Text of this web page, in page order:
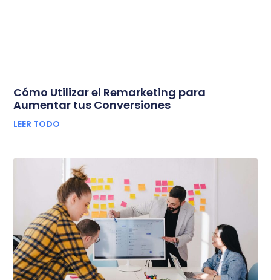
Cómo Utilizar el Remarketing para
Aumentar tus Conversiones
LEER TODO